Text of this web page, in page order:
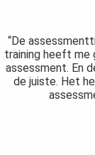
“De
training heeft me
assessment. En
de juiste. Het